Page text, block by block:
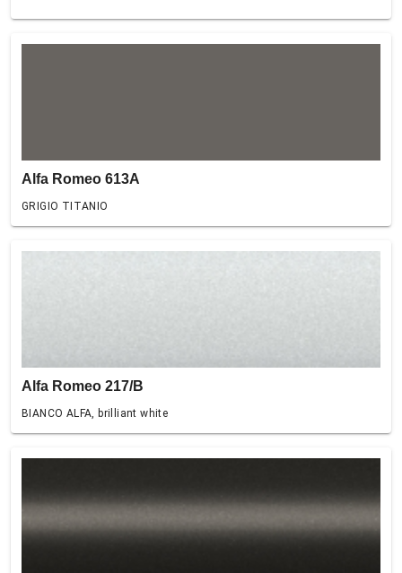
Alfa Romeo 613A
GRIGIO TITANIO
Alfa Romeo 217/B
BIANCO ALFA, brilliant white